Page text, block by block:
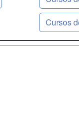
Cursos